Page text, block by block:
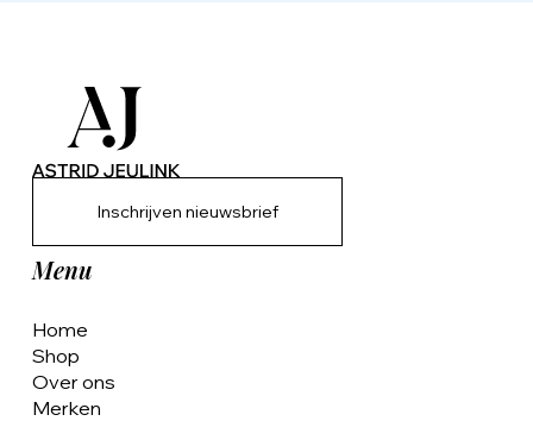
Inschrijven nieuwsbrief
Menu
Home
Shop
Over ons
Merken